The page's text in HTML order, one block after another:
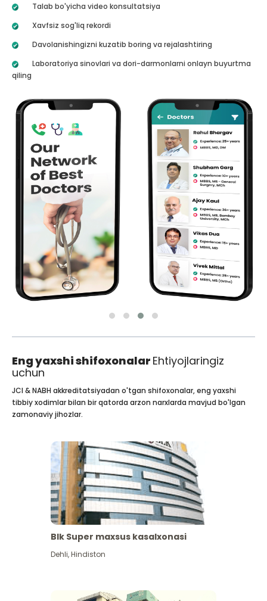
Talab bo'yicha video konsultatsiya
Xavfsiz sog'liq rekordi
Davolanishingizni kuzatib boring va rejalashtiring
Laboratoriya sinovlari va dori-darmonlarni onlayn buyurtma
qiling
Eng yaxshi shifoxonalar Ehtiyojlaringiz
uchun
JCI & NABH akkreditatsiyadan o'tgan shifoxonalar, eng yaxshi
tibbiy xodimlar bilan bir qatorda arzon narxlarda mavjud bo'lgan
zamonaviy jihozlar.
Blk Super maxsus kasalxonasi
Dehli,Hindiston